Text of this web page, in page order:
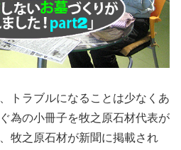
トラブルになることは少なくあ
為の小冊子を牧之原石材代表が
牧之原石材が新聞に掲載され